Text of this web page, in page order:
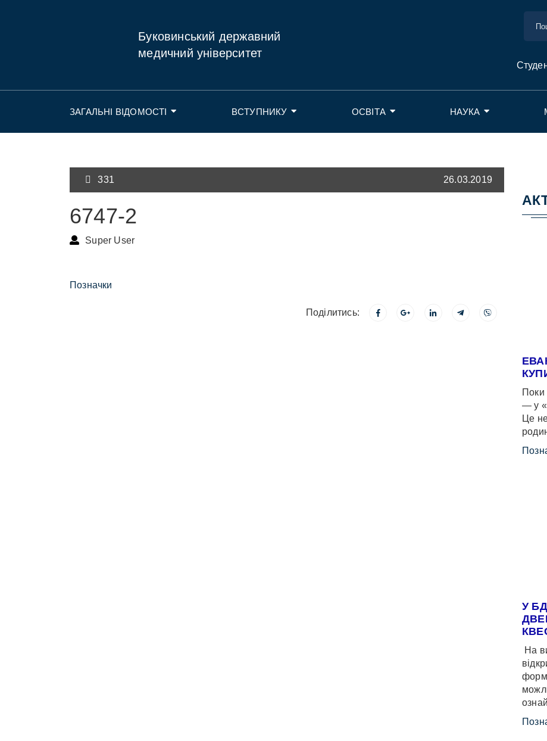
Буковинський державний
медичний університет
ЗАГАЛЬНІ ВІДОМОСТІ ВСТУПНИКУ ОСВІТА НАУКА
331 26.03.2019
6747-2
Super User
Позначки
Поділитись:
Поки
— у
Це
У
На